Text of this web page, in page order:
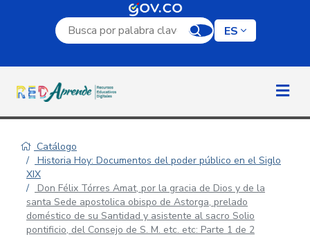
Campo de búsqueda por palabra clave
ES
Catálogo
Historia Hoy: Documentos del poder público en el Siglo
XIX
Don Félix Tórres Amat, por la gracia de Dios y de la
santa Sede apostolica obispo de Astorga, prelado
doméstico de su Santidad y asistente al sacro Solio
pontificio, del Consejo de S. M. etc. etc: Parte 1 de 2